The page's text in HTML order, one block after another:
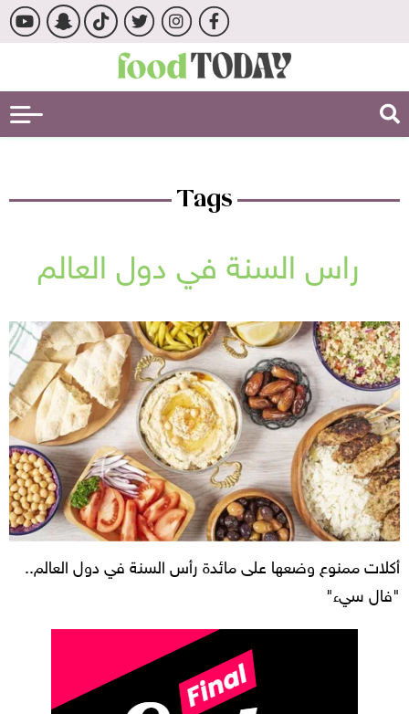
Tags
راس السنة في دول العالم
أكلات ممنوع وضعها على مائدة رأس السنة في دول العالم..
"فال سيء"